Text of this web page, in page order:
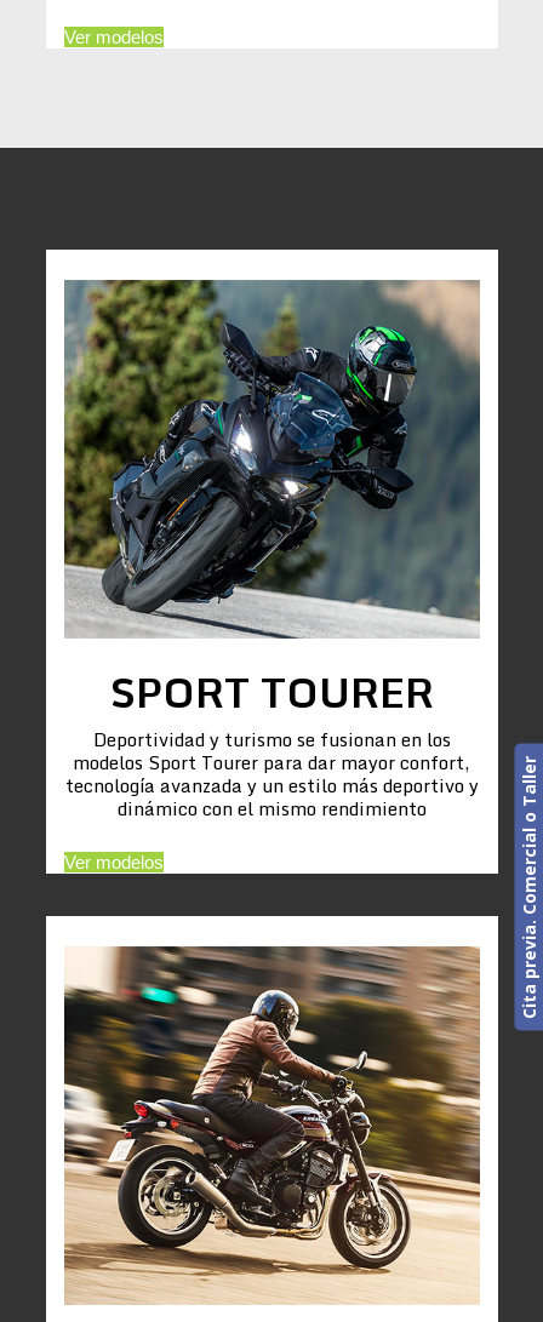
Ver modelos
SPORT TOURER
Deportividad y turismo se fusionan en los
modelos Sport Tourer para dar mayor confort,
tecnología avanzada y un estilo más deportivo y
dinámico con el mismo rendimiento
Ver modelos Cita previa. Comercial o Taller